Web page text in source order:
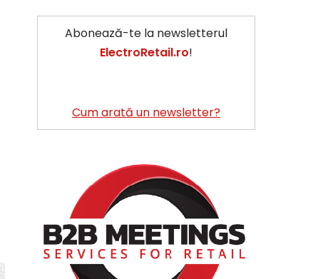
Abonează-te la newsletterul
ElectroRetail.ro!
Cum arată un newsletter?